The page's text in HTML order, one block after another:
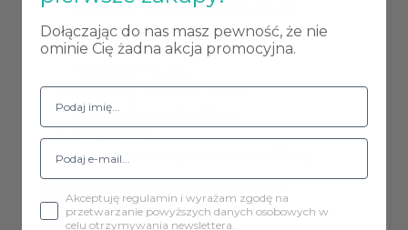
Wysokość do podłokietnika: 62 cm,
Głębokość: 60 cm,
Głębokość siedziska: 49 cm,
Szerokość siedziska: 46 cm,
Wysokość oparcia: 34 cm,
Waga: 13 kg,
Maksymalna waga obciążenia: 120 kg.
Korki zapobiegające rysowaniu podłogi
zamontowane są w fotelach.
Dołączając do nas masz pewność, że nie
ominie Cię żadna akcja promocyjna.
Akceptuję regulamin i wyrażam zgodę na
przetwarzanie powyższych danych osobowych w
celu otrzymywania newslettera.